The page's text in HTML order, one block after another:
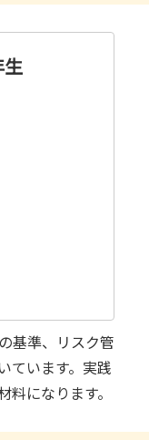
基準、リスク管
ています。実践
になります。